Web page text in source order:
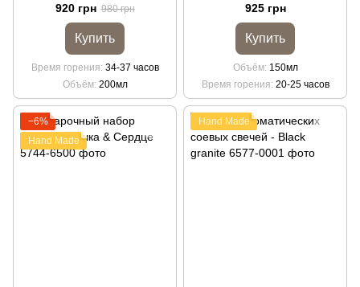
920 грн 980 грн
Купить
Время горения 34-37 часов
Объём 200мл
925 грн
Купить
Объём 150мл
Время горения 20-25 часов
−6%
Hand Made
Hand Made